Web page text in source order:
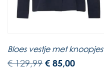
Bloes vestje met knoopjes
€129,99 € 85,00